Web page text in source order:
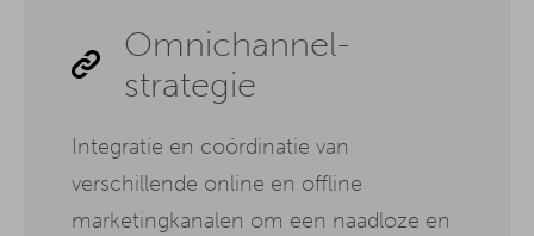
Omnichannel-
strategie
Integratie en coördinatie van
verschillende online en offline
marketingkanalen om een naadloze en